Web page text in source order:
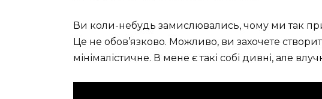
Ви коли-небудь замислювались, чому ми так
Це не обов’язково. Можливо, ви захочете
мінімалістичне. В мене є такі собі дивні, але